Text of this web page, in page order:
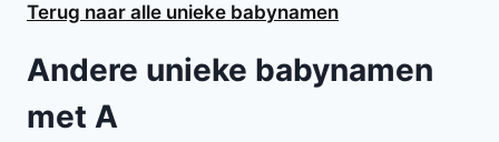
Terug naar alle unieke babynamen
Andere unieke babynamen
met A